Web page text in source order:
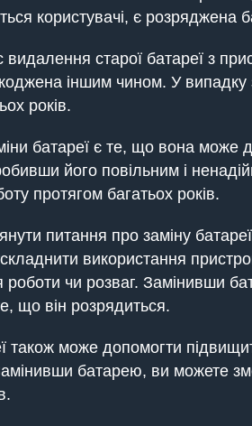
користувачі, є розряджена
старої батареї з
іншим чином. У випадку
років.
батареї є те, що вона
його повільним і
протягом багатьох років.
питання про заміну
використання
чи розваг. Замінивши
що він розрядиться.
також може допомогти
батарею, ви можете